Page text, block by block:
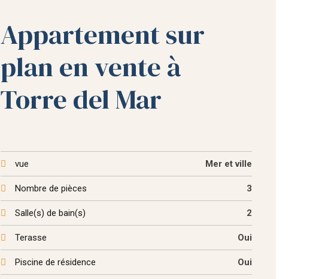
Appartement sur
plan en vente à
Torre del Mar
vue Mer et ville
Nombre de pièces 3
Salle(s) de bain(s) 2
Terasse Oui
Piscine de résidence Oui